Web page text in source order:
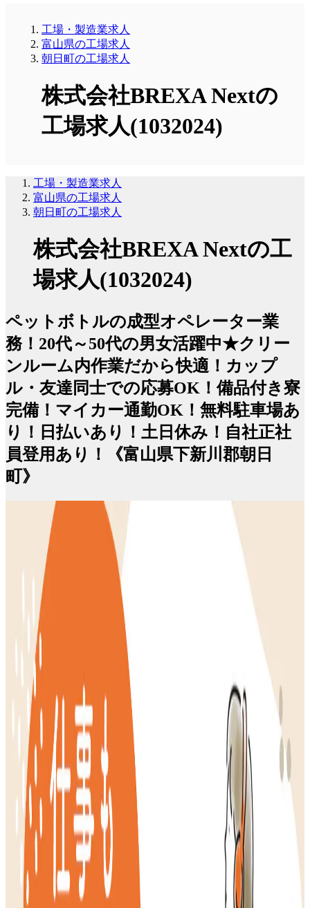
工場・製造業求人
富山県の工場求人
朝日町の工場求人
株式会社BREXA Nextの
工場求人(1032024)
工場・製造業求人
富山県の工場求人
朝日町の工場求人
株式会社BREXA Nextの工
場求人(1032024)
ペットボトルの成型オペレーター業
務！20代～50代の男女活躍中★クリー
ンルーム内作業だから快適！カップ
ル・友達同士での応募OK！備品付き寮
完備！マイカー通勤OK！無料駐車場あ
り！日払いあり！土日休み！自社正社
員登用あり！《富山県下新川郡朝日
町》